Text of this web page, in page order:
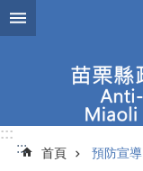
跳到主要內容區塊
:::
:::
首頁 預防宣導